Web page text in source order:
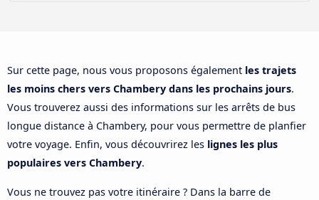
Sur cette page, nous vous proposons également les trajets
les moins chers vers Chambery dans les prochains jours.
Vous trouverez aussi des informations sur les arrêts de bus
longue distance à Chambery, pour vous permettre de planfier
votre voyage. Enfin, vous découvrirez les lignes les plus
populaires vers Chambery.
Vous ne trouvez pas votre itinéraire ? Dans la barre de